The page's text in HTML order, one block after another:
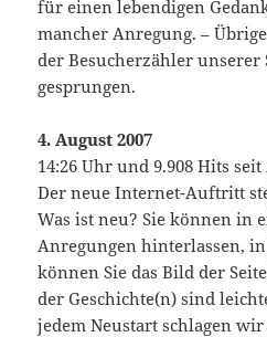
für einen lebendigen
mancher Anregung. –
der Besucherzähler unserer
gesprungen.
4. August 2007
14:26 Uhr und 9.908 Hits
Der neue Internet-Auftritt
Was ist neu? Sie können in
Anregungen hinterlassen,
können Sie das Bild der
der Geschichte(n) sind
jedem Neustart schlagen